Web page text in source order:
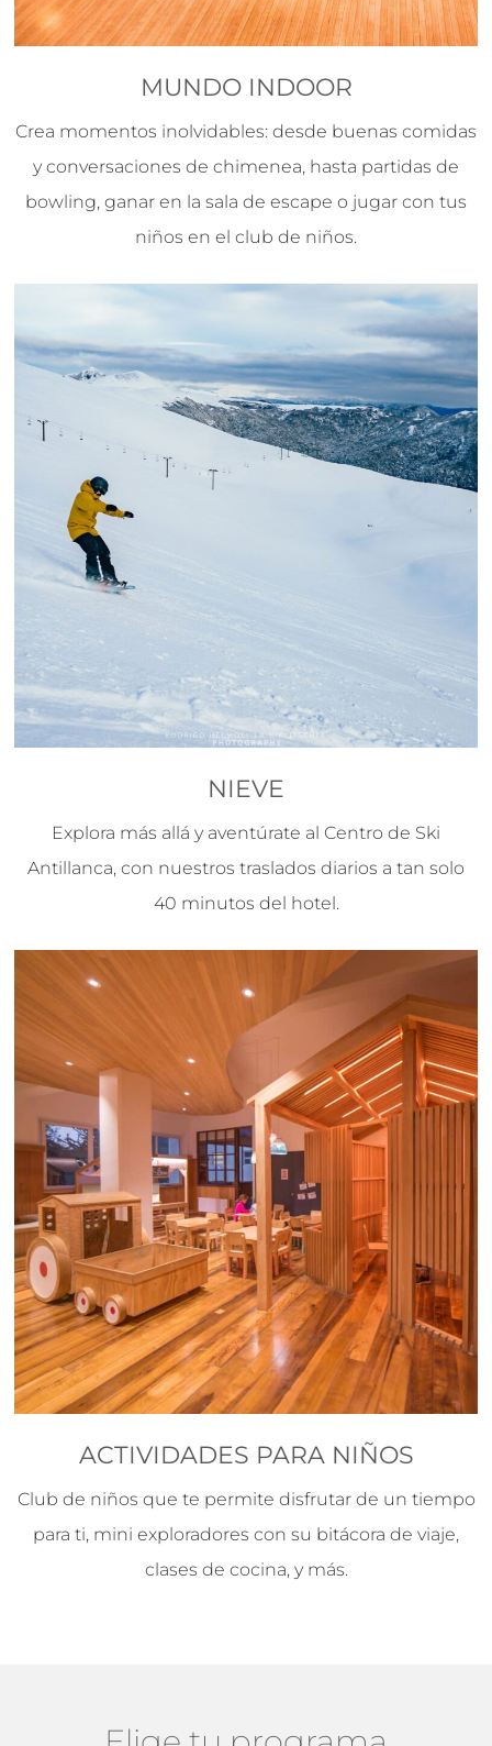
MUNDO INDOOR
Crea momentos inolvidables: desde buenas comidas
y conversaciones de chimenea, hasta partidas de
bowling, ganar en la sala de escape o jugar con tus
niños en el club de niños.
NIEVE
Explora más allá y aventúrate al Centro de Ski
Antillanca, con nuestros traslados diarios a tan solo
40 minutos del hotel.
ACTIVIDADES PARA NIÑOS
Club de niños que te permite disfrutar de un tiempo
para ti, mini exploradores con su bitácora de viaje,
clases de cocina, y más.